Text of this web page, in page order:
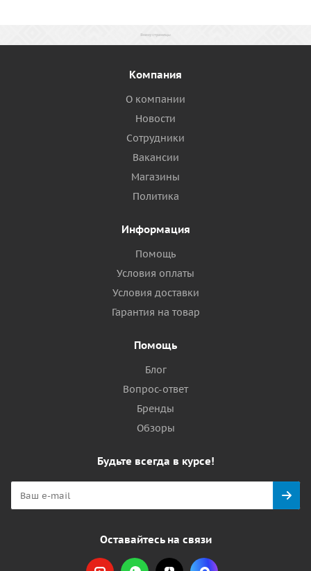
Компания
О компании
Новости
Сотрудники
Вакансии
Магазины
Политика
Информация
Помощь
Условия оплаты
Условия доставки
Гарантия на товар
Помощь
Блог
Вопрос-ответ
Бренды
Обзоры
Будьте всегда в курсе!
Оставайтесь на связи